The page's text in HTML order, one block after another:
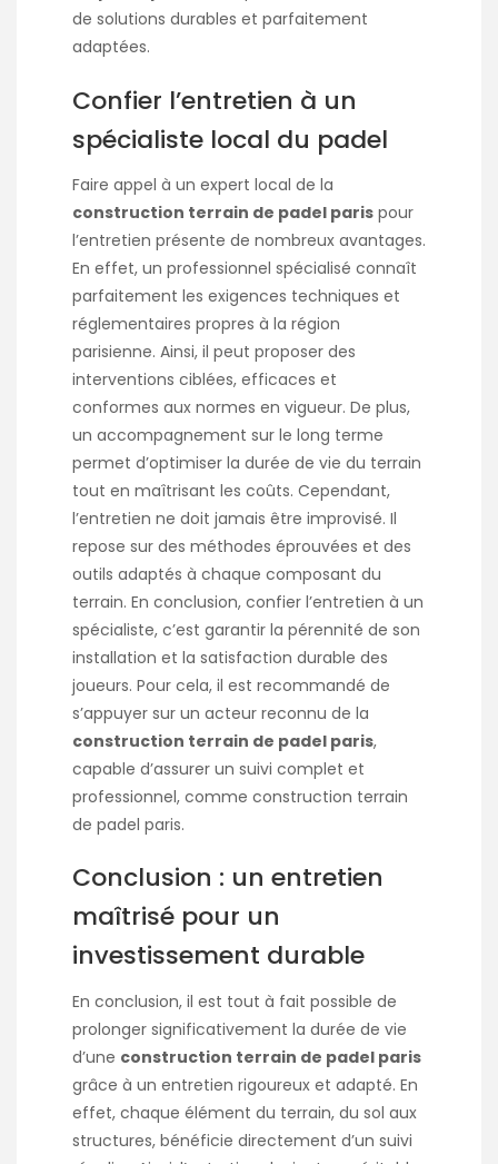
de solutions durables et parfaitement
adaptées.
Confier l’entretien à un
spécialiste local du padel
Faire appel à un expert local de la
construction terrain de padel paris pour
l’entretien présente de nombreux avantages.
En effet, un professionnel spécialisé connaît
parfaitement les exigences techniques et
réglementaires propres à la région
parisienne. Ainsi, il peut proposer des
interventions ciblées, efficaces et
conformes aux normes en vigueur. De plus,
un accompagnement sur le long terme
permet d’optimiser la durée de vie du terrain
tout en maîtrisant les coûts. Cependant,
l’entretien ne doit jamais être improvisé. Il
repose sur des méthodes éprouvées et des
outils adaptés à chaque composant du
terrain. En conclusion, confier l’entretien à un
spécialiste, c’est garantir la pérennité de son
installation et la satisfaction durable des
joueurs. Pour cela, il est recommandé de
s’appuyer sur un acteur reconnu de la
construction terrain de padel paris,
capable d’assurer un suivi complet et
professionnel, comme construction terrain
de padel paris.
Conclusion : un entretien
maîtrisé pour un
investissement durable
En conclusion, il est tout à fait possible de
prolonger significativement la durée de vie
d’une construction terrain de padel paris
grâce à un entretien rigoureux et adapté. En
effet, chaque élément du terrain, du sol aux
structures, bénéficie directement d’un suivi